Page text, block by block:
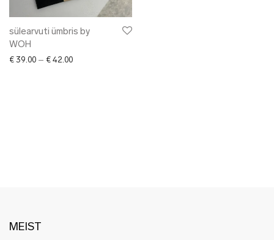
sülearvuti ümbris by
WOH
€ 39.00 – € 42.00Price range: € 39.00 through € 42.00
MEIST